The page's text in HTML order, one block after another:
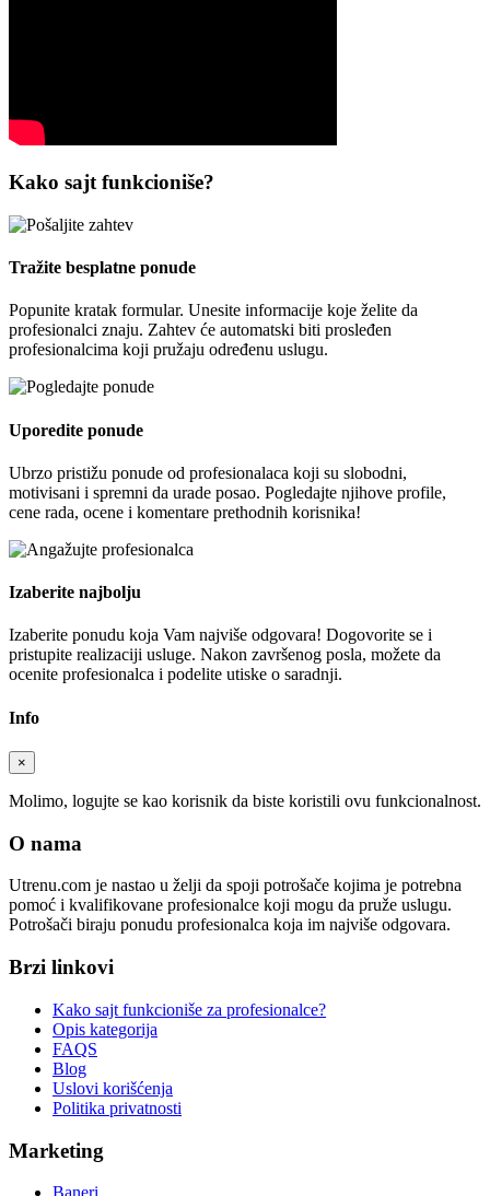
Kako sajt funkcioniše?
Tražite besplatne ponude
Popunite kratak formular. Unesite informacije koje želite da
profesionalci znaju. Zahtev će automatski biti prosleđen
profesionalcima koji pružaju određenu uslugu.
Uporedite ponude
Ubrzo pristižu ponude od profesionalaca koji su slobodni,
motivisani i spremni da urade posao. Pogledajte njihove profile,
cene rada, ocene i komentare prethodnih korisnika!
Izaberite najbolju
Izaberite ponudu koja Vam najviše odgovara! Dogovorite se i
pristupite realizaciji usluge. Nakon završenog posla, možete da
ocenite profesionalca i podelite utiske o saradnji.
Info
×
Molimo, logujte se kao korisnik da biste koristili ovu funkcionalnost.
O nama
Utrenu.com je nastao u želji da spoji potrošače kojima je potrebna
pomoć i kvalifikovane profesionalce koji mogu da pruže uslugu.
Potrošači biraju ponudu profesionalca koja im najviše odgovara.
Brzi linkovi
Kako sajt funkcioniše za profesionalce?
Opis kategorija
FAQS
Blog
Uslovi korišćenja
Politika privatnosti
Marketing